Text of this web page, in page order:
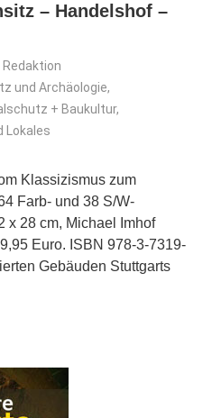
– Handelshof –
Redaktion
und Archäologie,
+ Baukultur,
Lokales
Klassizismus zum
Farb- und 38 S/W-
x 28 cm, Michael Imhof
Euro. ISBN 978-3-7319-
Gebäuden Stuttgarts